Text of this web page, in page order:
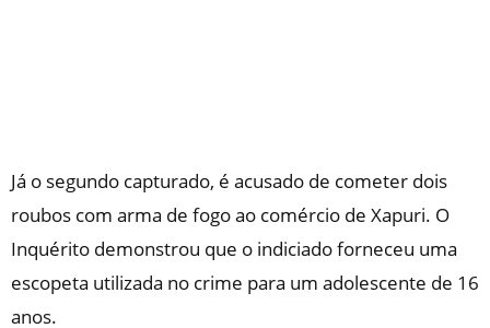
Já o segundo capturado, é acusado de cometer dois
roubos com arma de fogo ao comércio de Xapuri. O
Inquérito demonstrou que o indiciado forneceu uma
escopeta utilizada no crime para um adolescente de 16
anos.